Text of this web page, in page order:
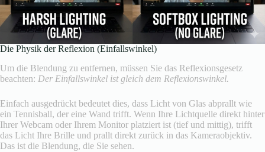
Die Physik der Reflexion (Einfallswinkel)
Um die Blendung zu entfernen, müssen Sie das Reflexionsgesetz
beachten: Der Einfallswinkel ist gleich dem Reflexionswinkel.
Einfach ausgedrückt bedeutet dies, dass Licht von Glas abprallt wie
ein Tennisball, der eine Wand trifft. Wenn Ihre Lichtquelle direkt hinter
Ihrer Webcam oder Ihrem Monitor platziert ist (tief und mittig), trifft
das Licht Ihre Brille und prallt direkt zurück in das Kameraobjektiv.
Das ist die Blendung, die Sie sehen.